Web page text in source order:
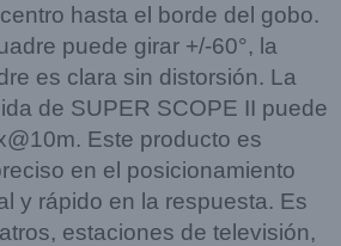
hasta el borde del gobo.
puede girar +/-60°, la
es clara sin distorsión. La
de SUPER SCOPE II puede
Este producto es
en el posicionamiento
y rápido en la respuesta. Es
estaciones de televisión,